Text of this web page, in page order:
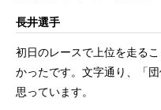
長井選手
初日のレースで上位を走る
かったです。文字通り、「
思っています。